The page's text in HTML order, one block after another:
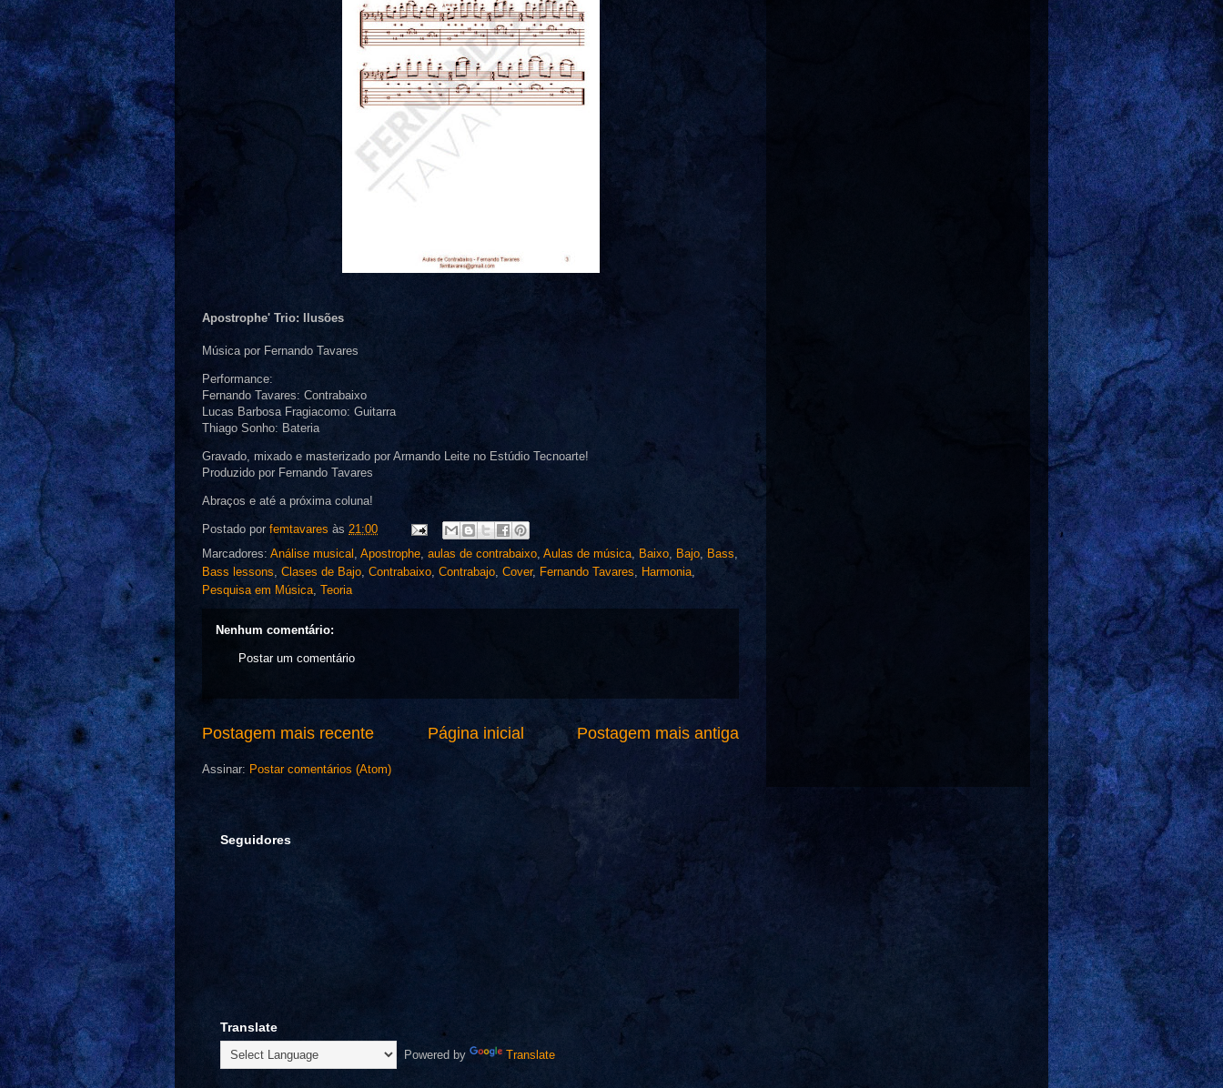
Apostrophe' Trio: Ilusões
Música por Fernando Tavares
Performance:
Fernando Tavares: Contrabaixo
Lucas Barbosa Fragiacomo: Guitarra
Thiago Sonho: Bateria
Gravado, mixado e masterizado por Armando Leite no Estúdio Tecnoarte!
Produzido por Fernando Tavares
Abraços e até a próxima coluna!
Postado por femtavares às 21:00
Marcadores: Análise musical , Apostrophe, aulas de contrabaixo, Aulas de música, Baixo, Bajo, Bass,
Bass lessons, Clases de Bajo, Contrabaixo, Contrabajo, Cover, Fernando Tavares, Harmonia,
Pesquisa em Música, Teoria
Nenhum comentário:
Postar um comentário
Postagem mais recente Postagem mais antiga
Página inicial
Assinar: Postar comentários (Atom)
Seguidores
Translate
Powered by Translate